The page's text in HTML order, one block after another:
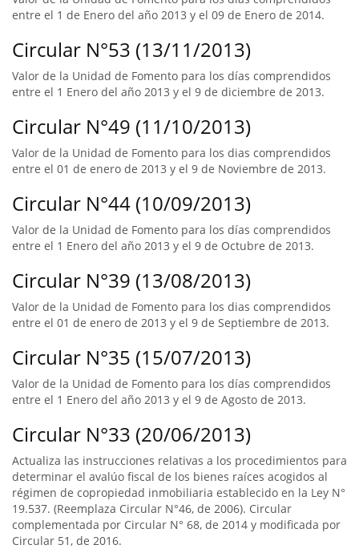
entre el 1 de Enero del año 2013 y el 09 de Enero de 2014.
Circular N°53 (13/11/2013)
Valor de la Unidad de Fomento para los días comprendidos
entre el 1 Enero del año 2013 y el 9 de diciembre de 2013.
Circular N°49 (11/10/2013)
Valor de la Unidad de Fomento para los dias comprendidos
entre el 01 de enero de 2013 y el 9 de Noviembre de 2013.
Circular N°44 (10/09/2013)
Valor de la Unidad de Fomento para los días comprendidos
entre el 1 Enero del año 2013 y el 9 de Octubre de 2013.
Circular N°39 (13/08/2013)
Valor de la Unidad de Fomento para los dias comprendidos
entre el 01 de enero de 2013 y el 9 de Septiembre de 2013.
Circular N°35 (15/07/2013)
Valor de la Unidad de Fomento para los días comprendidos
entre el 1 Enero del año 2013 y el 9 de Agosto de 2013.
Circular N°33 (20/06/2013)
Actualiza las instrucciones relativas a los procedimientos para
determinar el avalúo fiscal de los bienes raíces acogidos al
régimen de copropiedad inmobiliaria establecido en la Ley N°
19.537. (Reemplaza Circular N°46, de 2006). Circular
complementada por Circular N° 68, de 2014 y modificada por
Circular 51, de 2016.